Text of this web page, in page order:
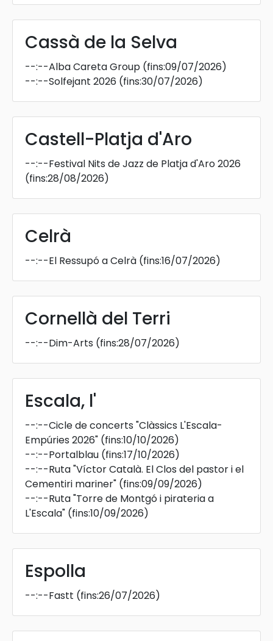
Cassà de la Selva
--:--Alba Careta Group (fins:09/07/2026)
--:--Solfejant 2026 (fins:30/07/2026)
Castell-Platja d'Aro
--:--Festival Nits de Jazz de Platja d'Aro 2026
(fins:28/08/2026)
Celrà
--:--El Ressupó a Celrà (fins:16/07/2026)
Cornellà del Terri
--:--Dim-Arts (fins:28/07/2026)
Escala, l'
--:--Cicle de concerts "Clàssics L'Escala-
Empúries 2026" (fins:10/10/2026)
--:--Portalblau (fins:17/10/2026)
--:--Ruta "Víctor Català. El Clos del pastor i el
Cementiri mariner" (fins:09/09/2026)
--:--Ruta "Torre de Montgó i pirateria a
L'Escala" (fins:10/09/2026)
Espolla
--:--Fastt (fins:26/07/2026)